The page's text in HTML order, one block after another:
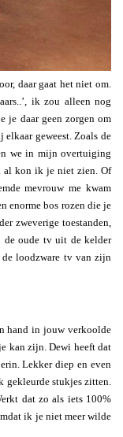
daar gaat het niet om.
ik zou alleen nog
je daar geen zorgen om
geweest. Zoals de
we in mijn overtuiging
al kon ik je niet zien. Of
mevrouw me kwam
enorme bos rozen die je
zweverige toestanden,
de oude tv uit de kelder
loodzware tv van zijn
hand in jouw verkoolde
kan zijn. Dewi heeft dat
Lekker diep en even
gekleurde stukjes zitten.
dat zo als iets 100%
ik je niet meer wilde